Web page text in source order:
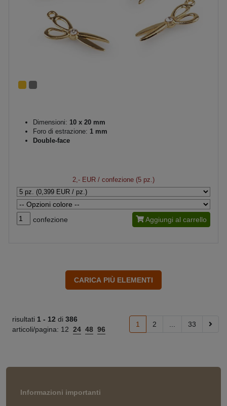
Dimensioni: 10 x 20 mm
Foro di estrazione: 1 mm
Double-face
2,- EUR / confezione (5 pz.)
confezione Aggiungi al carrello
risultati 1 - 12 di 386
articoli/pagina: 12 24 48 96
1 2 33
Informazioni importanti